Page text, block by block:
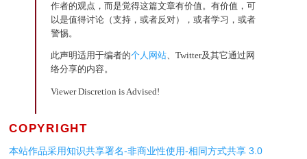
作者的观点，而是觉得这篇文章有价值。有价值，可
以是值得讨论（支持，或者反对），或者学习，或者
警惕。
此声明适用于编者的个人网站、Twitter及其它通过网
络分享的内容。
Viewer Discretion is Advised!
COPYRIGHT
本站作品采用知识共享署名-非商业性使用-相同方式共享 3.0